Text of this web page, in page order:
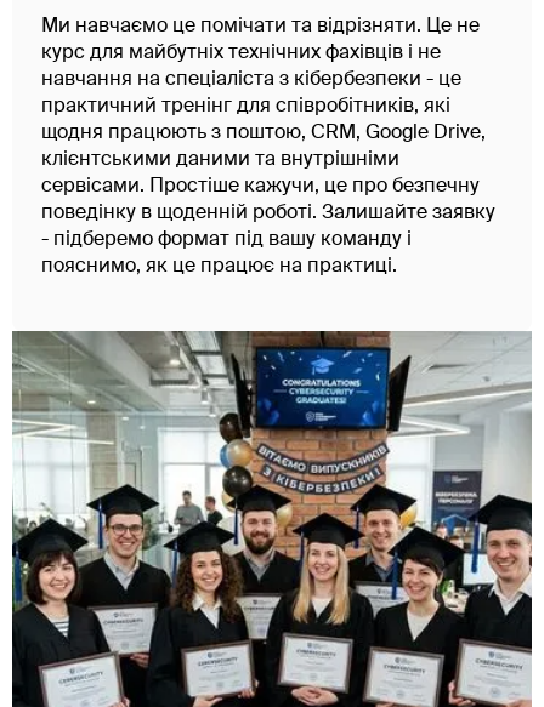
Ми навчаємо це помічати та відрізняти. Це не
курс для майбутніх технічних фахівців і не
навчання на спеціаліста з кібербезпеки - це
практичний тренінг для співробітників, які
щодня працюють з поштою, CRM, Google Drive,
клієнтськими даними та внутрішніми
сервісами. Простіше кажучи, це про безпечну
поведінку в щоденній роботі. Залишайте заявку
- підберемо формат під вашу команду і
пояснимо, як це працює на практиці.